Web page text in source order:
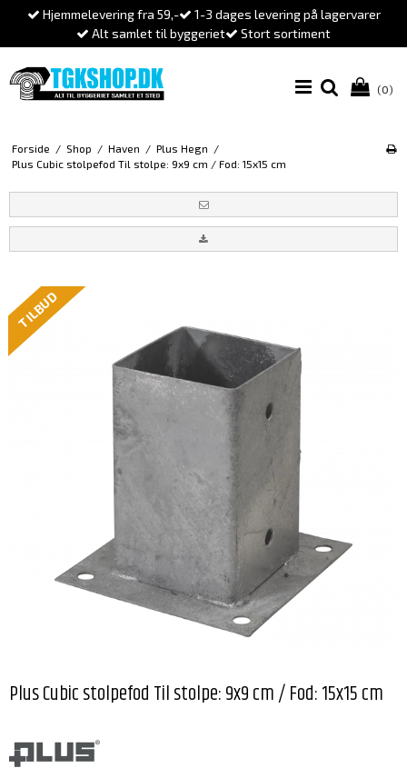
Hjemmelevering fra 59,-
1-3 dages levering på lagervarer
Alt samlet til byggeriet
Stort sortiment
(0)
Forside / Shop / Haven / Plus Hegn /
Plus Cubic stolpefod Til stolpe: 9x9 cm / Fod: 15x15 cm
TILBUD
Plus Cubic stolpefod Til stolpe: 9x9 cm / Fod: 15x15 cm